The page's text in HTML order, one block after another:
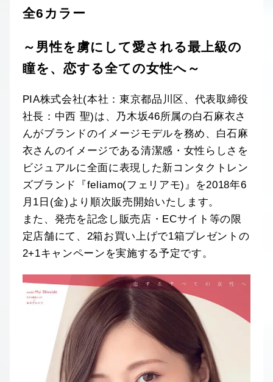
全6カラー
～男性を虜にして愛される最上級の
瞳を、恋する全ての女性へ～
PIA株式会社(本社：東京都品川区、代表取締役
社長：中西 聖)は、乃木坂46所属の白石麻衣さ
んがブランドのイメージモデルを務め、白石麻
衣さんのイメージである清潔感・女性らしさを
ビジュアルに全面に表現した新コンタクトレン
ズブランド『feliamo(フェリアモ)』を2018年6
月1日(金)より順次販売開始いたします。
また、発売を記念し販売店・ECサイト等の限
定店舗にて、2箱お買い上げで1箱プレゼントの
2+1キャンペーンを実施する予定です。